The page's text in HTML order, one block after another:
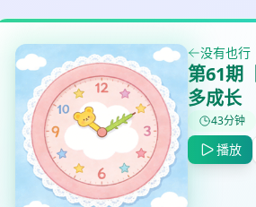
没有也行
第61期
多成长
43分钟
播放
打分
鼠标下留人
删除确认
加入播单